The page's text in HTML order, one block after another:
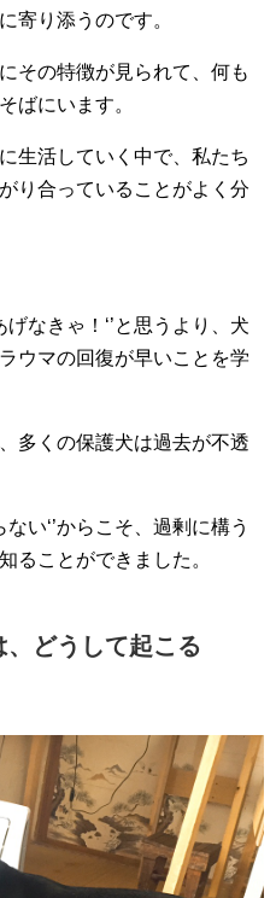
寄り添うのです。
その特徴が見られて、何も
ばにいます。
生活していく中で、私たち
り合っていることがよく分
なきゃ！‘’と思うより、犬
ウマの回復が早いことを学
多くの保護犬は過去が不透
い‘’からこそ、過剰に構う
ることができました。
どうして起こる